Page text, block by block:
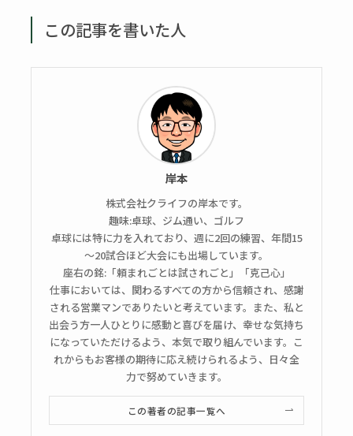
この記事を書いた人
岸本
株式会社クライフの岸本です。
趣味:卓球、ジム通い、ゴルフ
卓球には特に力を入れており、週に2回の練習、年間15
～20試合ほど大会にも出場しています。
座右の銘:「頼まれごとは試されごと」「克己心」
仕事においては、関わるすべての方から信頼され、感謝
される営業マンでありたいと考えています。また、私と
出会う方一人ひとりに感動と喜びを届け、幸せな気持ち
になっていただけるよう、本気で取り組んでいます。こ
れからもお客様の期待に応え続けられるよう、日々全
力で努めていきます。
この著者の記事一覧へ